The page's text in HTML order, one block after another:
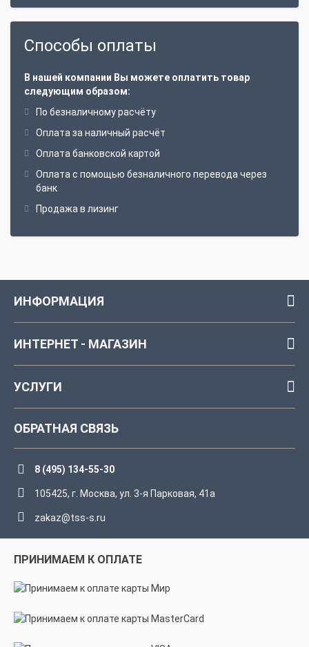
Способы оплаты
В нашей компании Вы можете оплатить товар
следующим образом:
По безналичному расчёту
Оплата за наличный расчёт
Оплата банковской картой
Оплата с помощью безналичного перевода через
банк
Продажа в лизинг
ИНФОРМАЦИЯ
ИНТЕРНЕТ - МАГАЗИН
УСЛУГИ
ОБРАТНАЯ СВЯЗЬ
8 (495) 134-55-30
105425, г. Москва, ул. 3-я Парковая, 41а
zakaz@tss-s.ru
ПРИНИМАЕМ К ОПЛАТЕ